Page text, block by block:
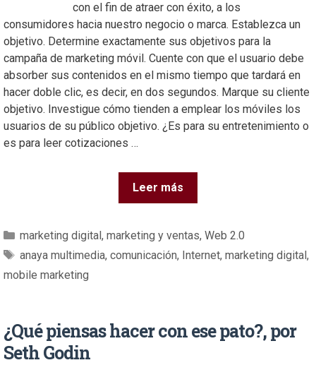
con el fin de atraer con éxito, a los
consumidores hacia nuestro negocio o marca. Establezca un
objetivo. Determine exactamente sus objetivos para la
campaña de marketing móvil. Cuente con que el usuario debe
absorber sus contenidos en el mismo tiempo que tardará en
hacer doble clic, es decir, en dos segundos. Marque su cliente
objetivo. Investigue cómo tienden a emplear los móviles los
usuarios de su público objetivo. ¿Es para su entretenimiento o
es para leer cotizaciones …
Leer más
marketing digital, marketing y ventas, Web 2.0
anaya multimedia, comunicación, Internet, marketing digital,
mobile marketing
¿Qué piensas hacer con ese pato?, por
Seth Godin